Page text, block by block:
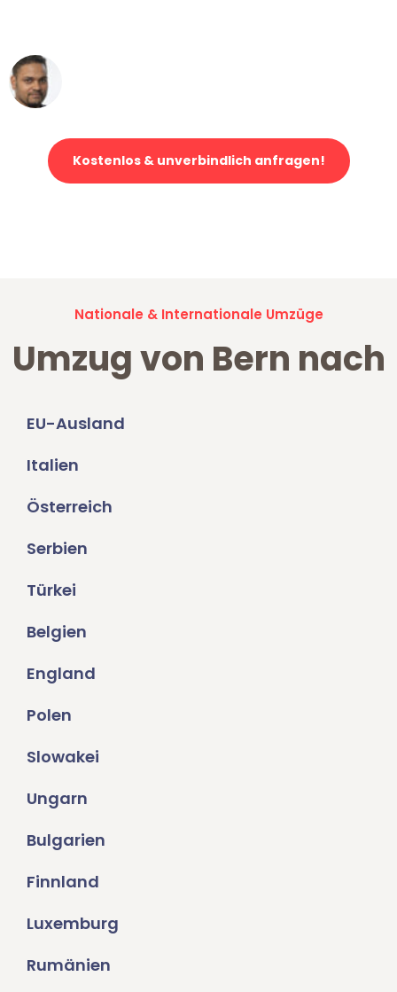
Kostenlos & unverbindlich anfragen!
Nationale & Internationale Umzüge
Umzug von Bern nach
EU-Ausland
Italien
Österreich
Serbien
Türkei
Belgien
England
Polen
Slowakei
Ungarn
Bulgarien
Finnland
Luxemburg
Rumänien